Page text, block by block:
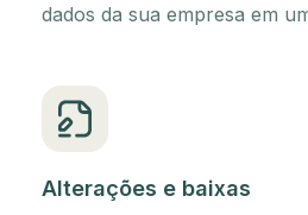
dados da sua empresa em
Alterações e baixas